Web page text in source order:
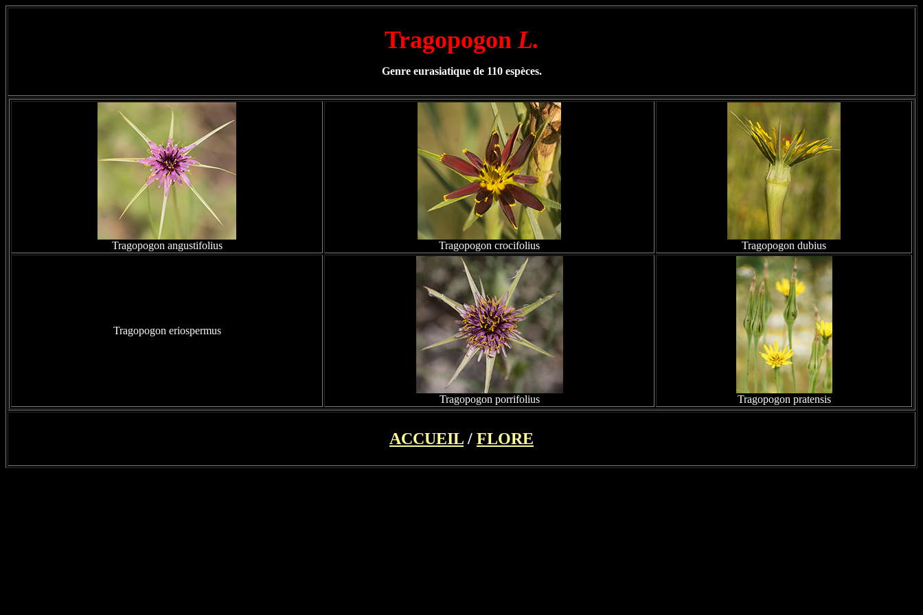
TragopogonL.
Genre eurasiatique de 110 espèces.
Tragopogon angustifolius Tragopogon crocifolius Tragopogon dubius
Tragopogon eriospermus
Tragopogon porrifolius Tragopogon pratensis
ACCUEIL / FLORE